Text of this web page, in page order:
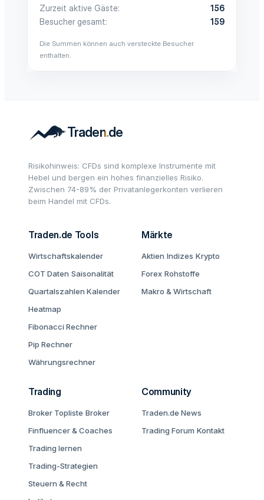
Zurzeit aktive Gäste
156
Besucher gesamt
159
Die Summen können auch versteckte Besucher
enthalten.
Risikohinweis: CFDs sind komplexe Instrumente mit
Hebel und bergen ein hohes finanzielles Risiko.
Zwischen 74-89% der Privatanlegerkonten verlieren
beim Handel mit CFDs.
Traden.de Tools
Wirtschaftskalender
COT Daten Saisonalität
Quartalszahlen Kalender
Heatmap
Fibonacci Rechner
Pip Rechner
Währungsrechner
Märkte
Aktien Indizes Krypto
Forex Rohstoffe
Makro & Wirtschaft
Trading
Broker Topliste Broker
Finfluencer & Coaches
Trading lernen
Trading-Strategien
Steuern & Recht
Community
Traden.de News
Trading Forum Kontakt